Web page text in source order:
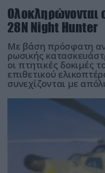
Ολοκληρώνονται
28N Night Hunter
Με βάση πρόσφατη
ρωσικής
οι πτητικές δοκιμές
επιθετικού
συνεχίζονται με